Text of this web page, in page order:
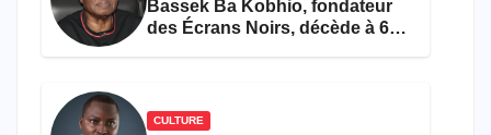
Bassek Ba Kobhio, fondateur
des Écrans Noirs, décède à 69
CULTURE